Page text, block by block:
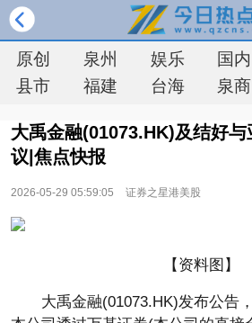
原创 泉州 娱乐 国内
县市
福建 台海 泉商
大禹金融(01073.HK)及结好
议|焦点快报
2026-05-29 05:59:05 证券之星港美股
【资料图】
大禹金融(01073.HK)发布公告